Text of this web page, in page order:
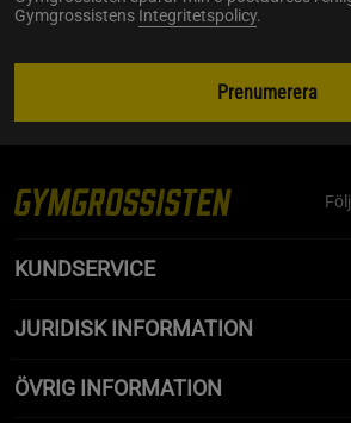
Gymgrossistens Integritetspolicy.
Prenumerera
KUNDSERVICE
JURIDISK INFORMATION
ÖVRIG INFORMATION